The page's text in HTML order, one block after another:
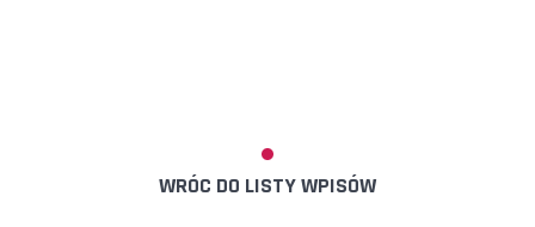
WRÓC DO LISTY WPISÓW